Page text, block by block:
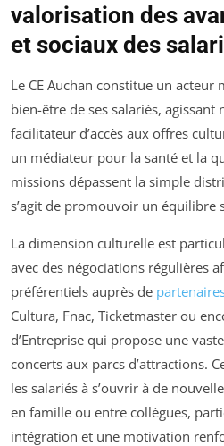
valorisation des
et sociaux des
Le CE Auchan constitue un
bien-être de ses salariés,
facilitateur d’accès aux offres
un médiateur pour la santé et la
missions dépassent la simple
s’agit de promouvoir un équilibre
La dimension culturelle est
avec des négociations régulières
préférentiels auprès de
Cultura, Fnac, Ticketmaster ou
d’Entreprise qui propose une
concerts aux parcs d’attractions.
les salariés à s’ouvrir à de
en famille ou entre collègues,
intégration et une motivation